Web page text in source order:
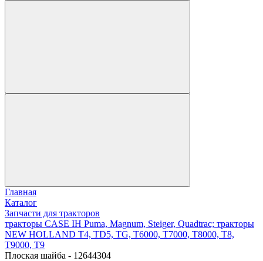
Главная
Каталог
Запчасти для тракторов
тракторы CASE IH Puma, Magnum, Steiger, Quadtrac; тракторы
NEW HOLLAND T4, TD5, TG, T6000, T7000, T8000, T8,
T9000, T9
Плоская шайба - 12644304